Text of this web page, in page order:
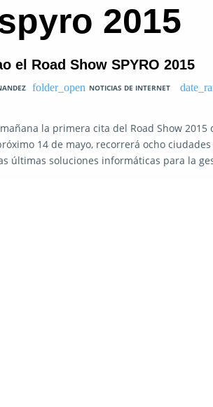
2015
el Road Show SPYRO 2015
NOTICIAS DE INTERNET
la primera cita del Road Show 2015
14 de mayo, recorrerá ocho
últimas soluciones informáticas para la